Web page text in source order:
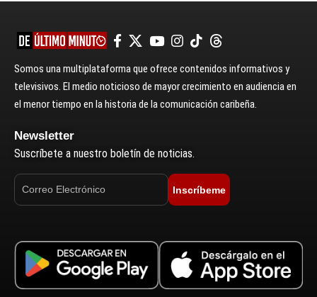
Somos una multiplataforma que ofrece contenidos informativos y
televisivos. El medio noticioso de mayor crecimiento en audiencia en
el menor tiempo en la historia de la comunicación caribeña.
Newsletter
Suscríbete a nuestro boletín de noticias.
Inscríbeme